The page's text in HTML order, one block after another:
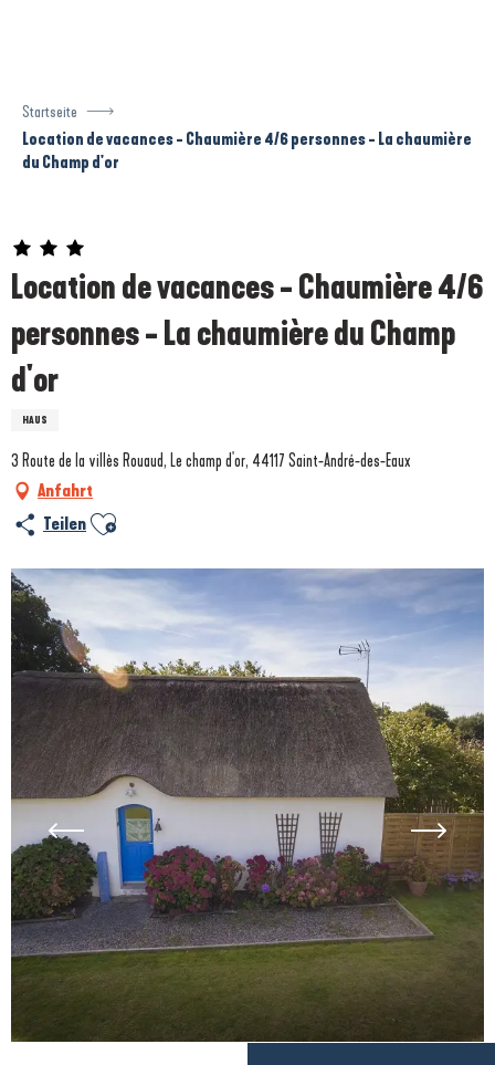
Startseite
Location de vacances - Chaumière 4/6 personnes - La chaumière
du Champ d'or
Location de vacances - Chaumière 4/6
personnes - La chaumière du Champ
d'or
HAUS
Prestataire engagé dans une démarche écoresponsable
3 Route de la villès Rouaud, Le champ d'or, 44117 Saint-André-des-Eaux
Anfahrt
Teilen Ajouter aux favoris